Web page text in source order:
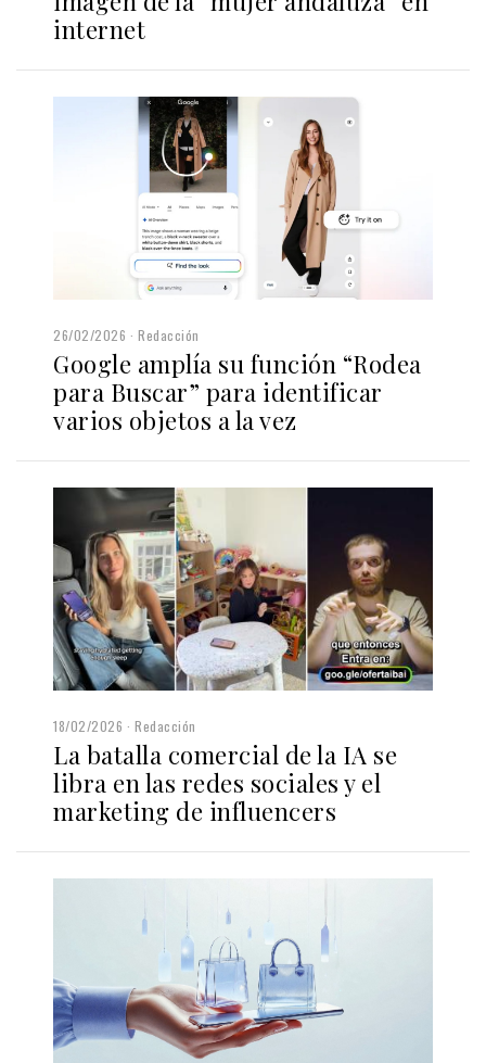
internet
26/02/2026 Redacción
Google amplía su función “Rodea
para Buscar” para identificar
varios objetos a la vez
18/02/2026 Redacción
La batalla comercial de la IA se
libra en las redes sociales y el
marketing de influencers